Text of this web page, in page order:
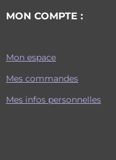
MON COMPTE :
Mon espace
Mes commandes
Mes infos personnelles